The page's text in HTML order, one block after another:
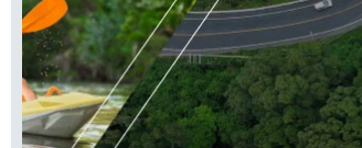
ПРЕСС-ЦЕНТР
РАДИО КП РЕКЛАМА